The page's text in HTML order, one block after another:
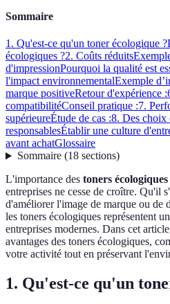
Sommaire
1. Qu'est-ce qu'un toner écologique ?
écologiques ?2. Coûts réduits
d'impressionPourquoi la qualité est
l'impact environnementalExemple
marque positiveRetour d'expérience :
compatibilitéConseil pratique :7.
supérieureÉtude de cas :8. Des choix
responsablesÉtablir une culture
avant achatGlossaire
Sommaire(18 sections)
L'importance des toners écologiques
entreprises ne cesse de croître. Qu'il
d'améliorer l'image de marque ou de
les toners écologiques représentent
entreprises modernes. Dans cet
avantages des toners écologiques,
votre activité tout en préservant
1. Qu'est-ce qu'un